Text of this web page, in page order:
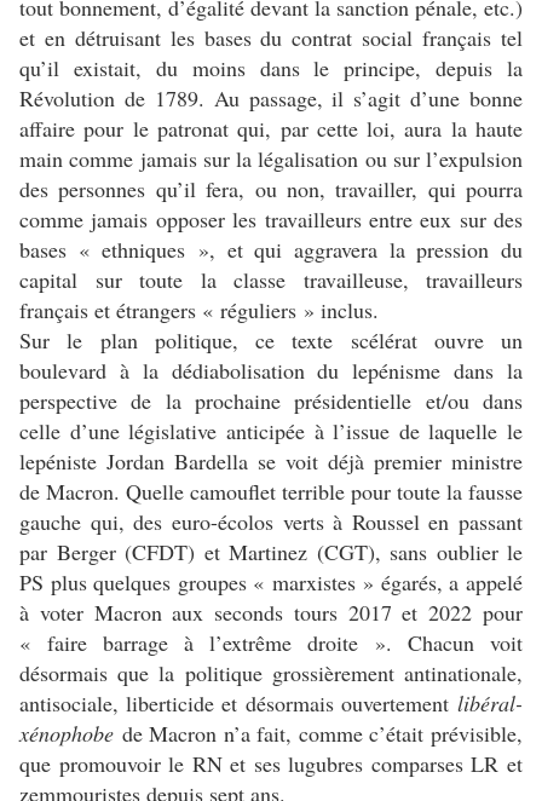
tout bonnement, d’égalité devant la sanction pénale, etc.)
et en détruisant les bases du contrat social français tel
qu’il existait, du moins dans le principe, depuis la
Révolution de 1789. Au passage, il s’agit d’une bonne
affaire pour le patronat qui, par cette loi, aura la haute
main comme jamais sur la légalisation ou sur l’expulsion
des personnes qu’il fera, ou non, travailler, qui pourra
comme jamais opposer les travailleurs entre eux sur des
bases « ethniques », et qui aggravera la pression du
capital sur toute la classe travailleuse, travailleurs
français et étrangers « réguliers » inclus.
Sur le plan politique, ce texte scélérat ouvre un
boulevard à la dédiabolisation du lepénisme dans la
perspective de la prochaine présidentielle et/ou dans
celle d’une législative anticipée à l’issue de laquelle le
lepéniste Jordan Bardella se voit déjà premier ministre
de Macron. Quelle camouflet terrible pour toute la fausse
gauche qui, des euro-écolos verts à Roussel en passant
par Berger (CFDT) et Martinez (CGT), sans oublier le
PS plus quelques groupes « marxistes » égarés, a appelé
à voter Macron aux seconds tours 2017 et 2022 pour
« faire barrage à l’extrême droite ». Chacun voit
désormais que la politique grossièrement antinationale,
antisociale, liberticide et désormais ouvertementlibéral-
xénophobe de Macron n’a fait, comme c’était prévisible,
que promouvoir le RN et ses lugubres comparses LR et
zemmouristes depuis sept ans.